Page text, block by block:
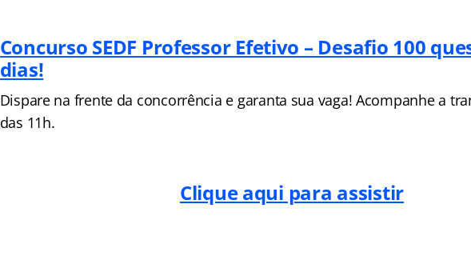
Concurso SEDF Professor Efetivo – Desafio 100
dias!
Dispare na frente da concorrência e garanta sua vaga! Acompanhe a
das 11h.
Clique aqui para assistir